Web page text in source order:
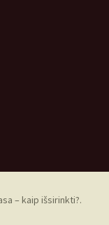
– kaip išsirinkti?.